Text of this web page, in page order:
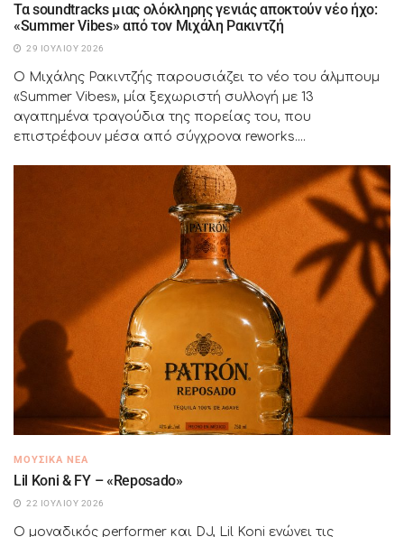
Τα soundtracks μιας ολόκληρης γενιάς αποκτούν νέο ήχο:
«Summer Vibes» από τον Μιχάλη Ρακιντζή
29 ΙΟΥΛΊΟΥ 2026
Ο Μιχάλης Ρακιντζής παρουσιάζει το νέο του άλμπουμ
«Summer Vibes», μία ξεχωριστή συλλογή με 13
αγαπημένα τραγούδια της πορείας του, που
επιστρέφουν μέσα από σύγχρονα reworks....
ΜΟΥΣΙΚΆ ΝΈΑ
Lil Koni & FY – «Reposado»
22 ΙΟΥΛΊΟΥ 2026
Ο μοναδικός performer και DJ, Lil Koni ενώνει τις